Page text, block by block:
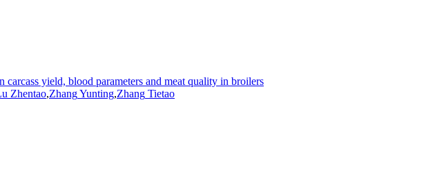
carcass yield, blood parameters and meat quality in broilers
Zhentao,ZhangYunting,Zhang Tietao